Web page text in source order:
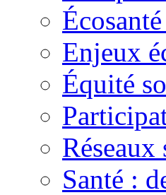
Enjeux
Équité
Réseaux
Santé :